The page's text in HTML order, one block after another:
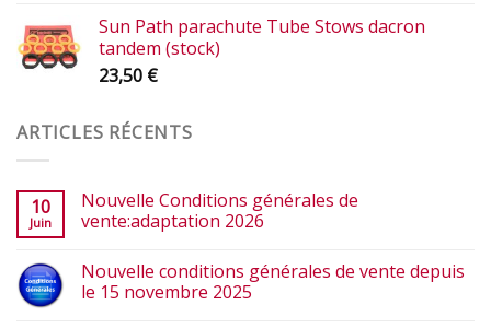
Sun Path parachute Tube Stows dacron
tandem (stock)
23,50 €
ARTICLES RÉCENTS
10
Juin
Nouvelle Conditions générales de
vente:adaptation 2026
Nouvelle conditions générales de vente depuis
le 15 novembre 2025